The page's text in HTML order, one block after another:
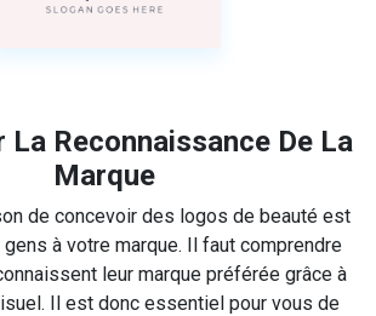
La Reconnaissance De La
Marque
de concevoir des logos de beauté est
à votre marque. Il faut comprendre
leur marque préférée grâce à
Il est donc essentiel pour vous de